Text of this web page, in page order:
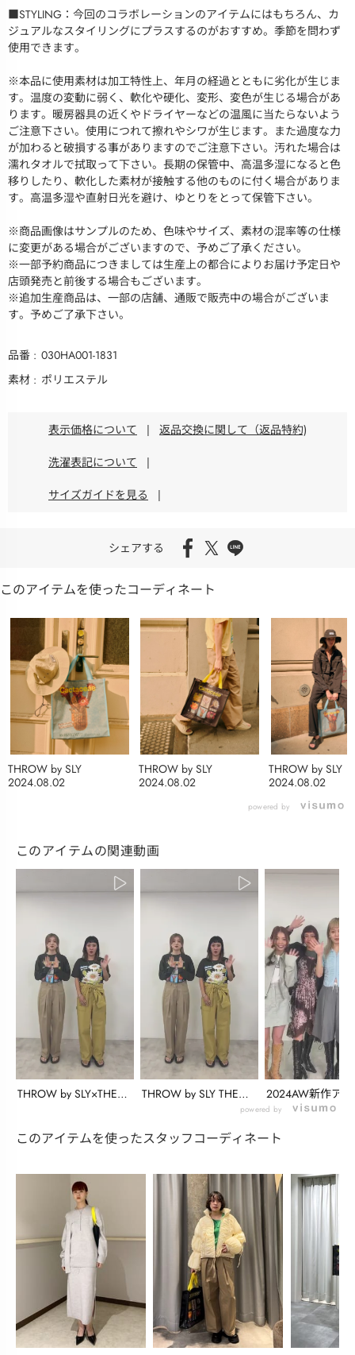
■STYLING：今回のコラボレーションのアイテムにはもちろん、カ
ジュアルなスタイリングにプラスするのがおすすめ。季節を問わず
使用できます。
※本品に使用素材は加工特性上、年月の経過とともに劣化が生じま
す。温度の変動に弱く、軟化や硬化、変形、変色が生じる場合があ
ります。暖房器具の近くやドライヤーなどの温風に当たらないよう
ご注意下さい。使用につれて擦れやシワが生じます。また過度な力
が加わると破損する事がありますのでご注意下さい。汚れた場合は
濡れタオルで拭取って下さい。長期の保管中、高温多湿になると色
移りしたり、軟化した素材が接触する他のものに付く場合がありま
す。高温多湿や直射日光を避け、ゆとりをとって保管下さい。
※商品画像はサンプルのため、色味やサイズ、素材の混率等の仕様
に変更がある場合がございますので、予めご了承ください。
※一部予約商品につきましては生産上の都合によりお届け予定日や
店頭発売と前後する場合もございます。
※追加生産商品は、一部の店舗、通販で販売中の場合がございま
す。予めご了承下さい。
品番
030HA001-1831
素材
ポリエステル
表示価格について | 返品交換に関して（返品特約)
洗濯表記について |
サイズガイドを見る |
シェアする
このアイテムを使ったコーディネート
2024.08.02
THROW by SLY
2024.08.02
THROW by SLY
2024.08.02
THROW by SLY
powered by
このアイテムの関連動画
THROW by SLY×THE
THROW by SLY THE
2024AW新作ア
紹介 THE S...
powered by
このアイテムを使ったスタッフコーディネート